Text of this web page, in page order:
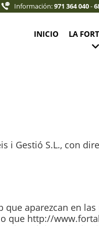
Información:971 364 040-
16 años: 5,75 €
€
INICIO LA
i Gestió S.L., con
que aparezcan en
que http://